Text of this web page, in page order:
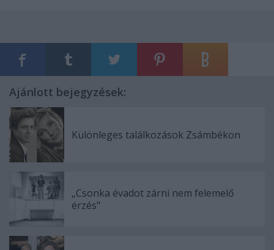
Ajánlott bejegyzések:
Különleges találkozások Zsámbékon
„Csonka évadot zárni nem felemelő
érzés"